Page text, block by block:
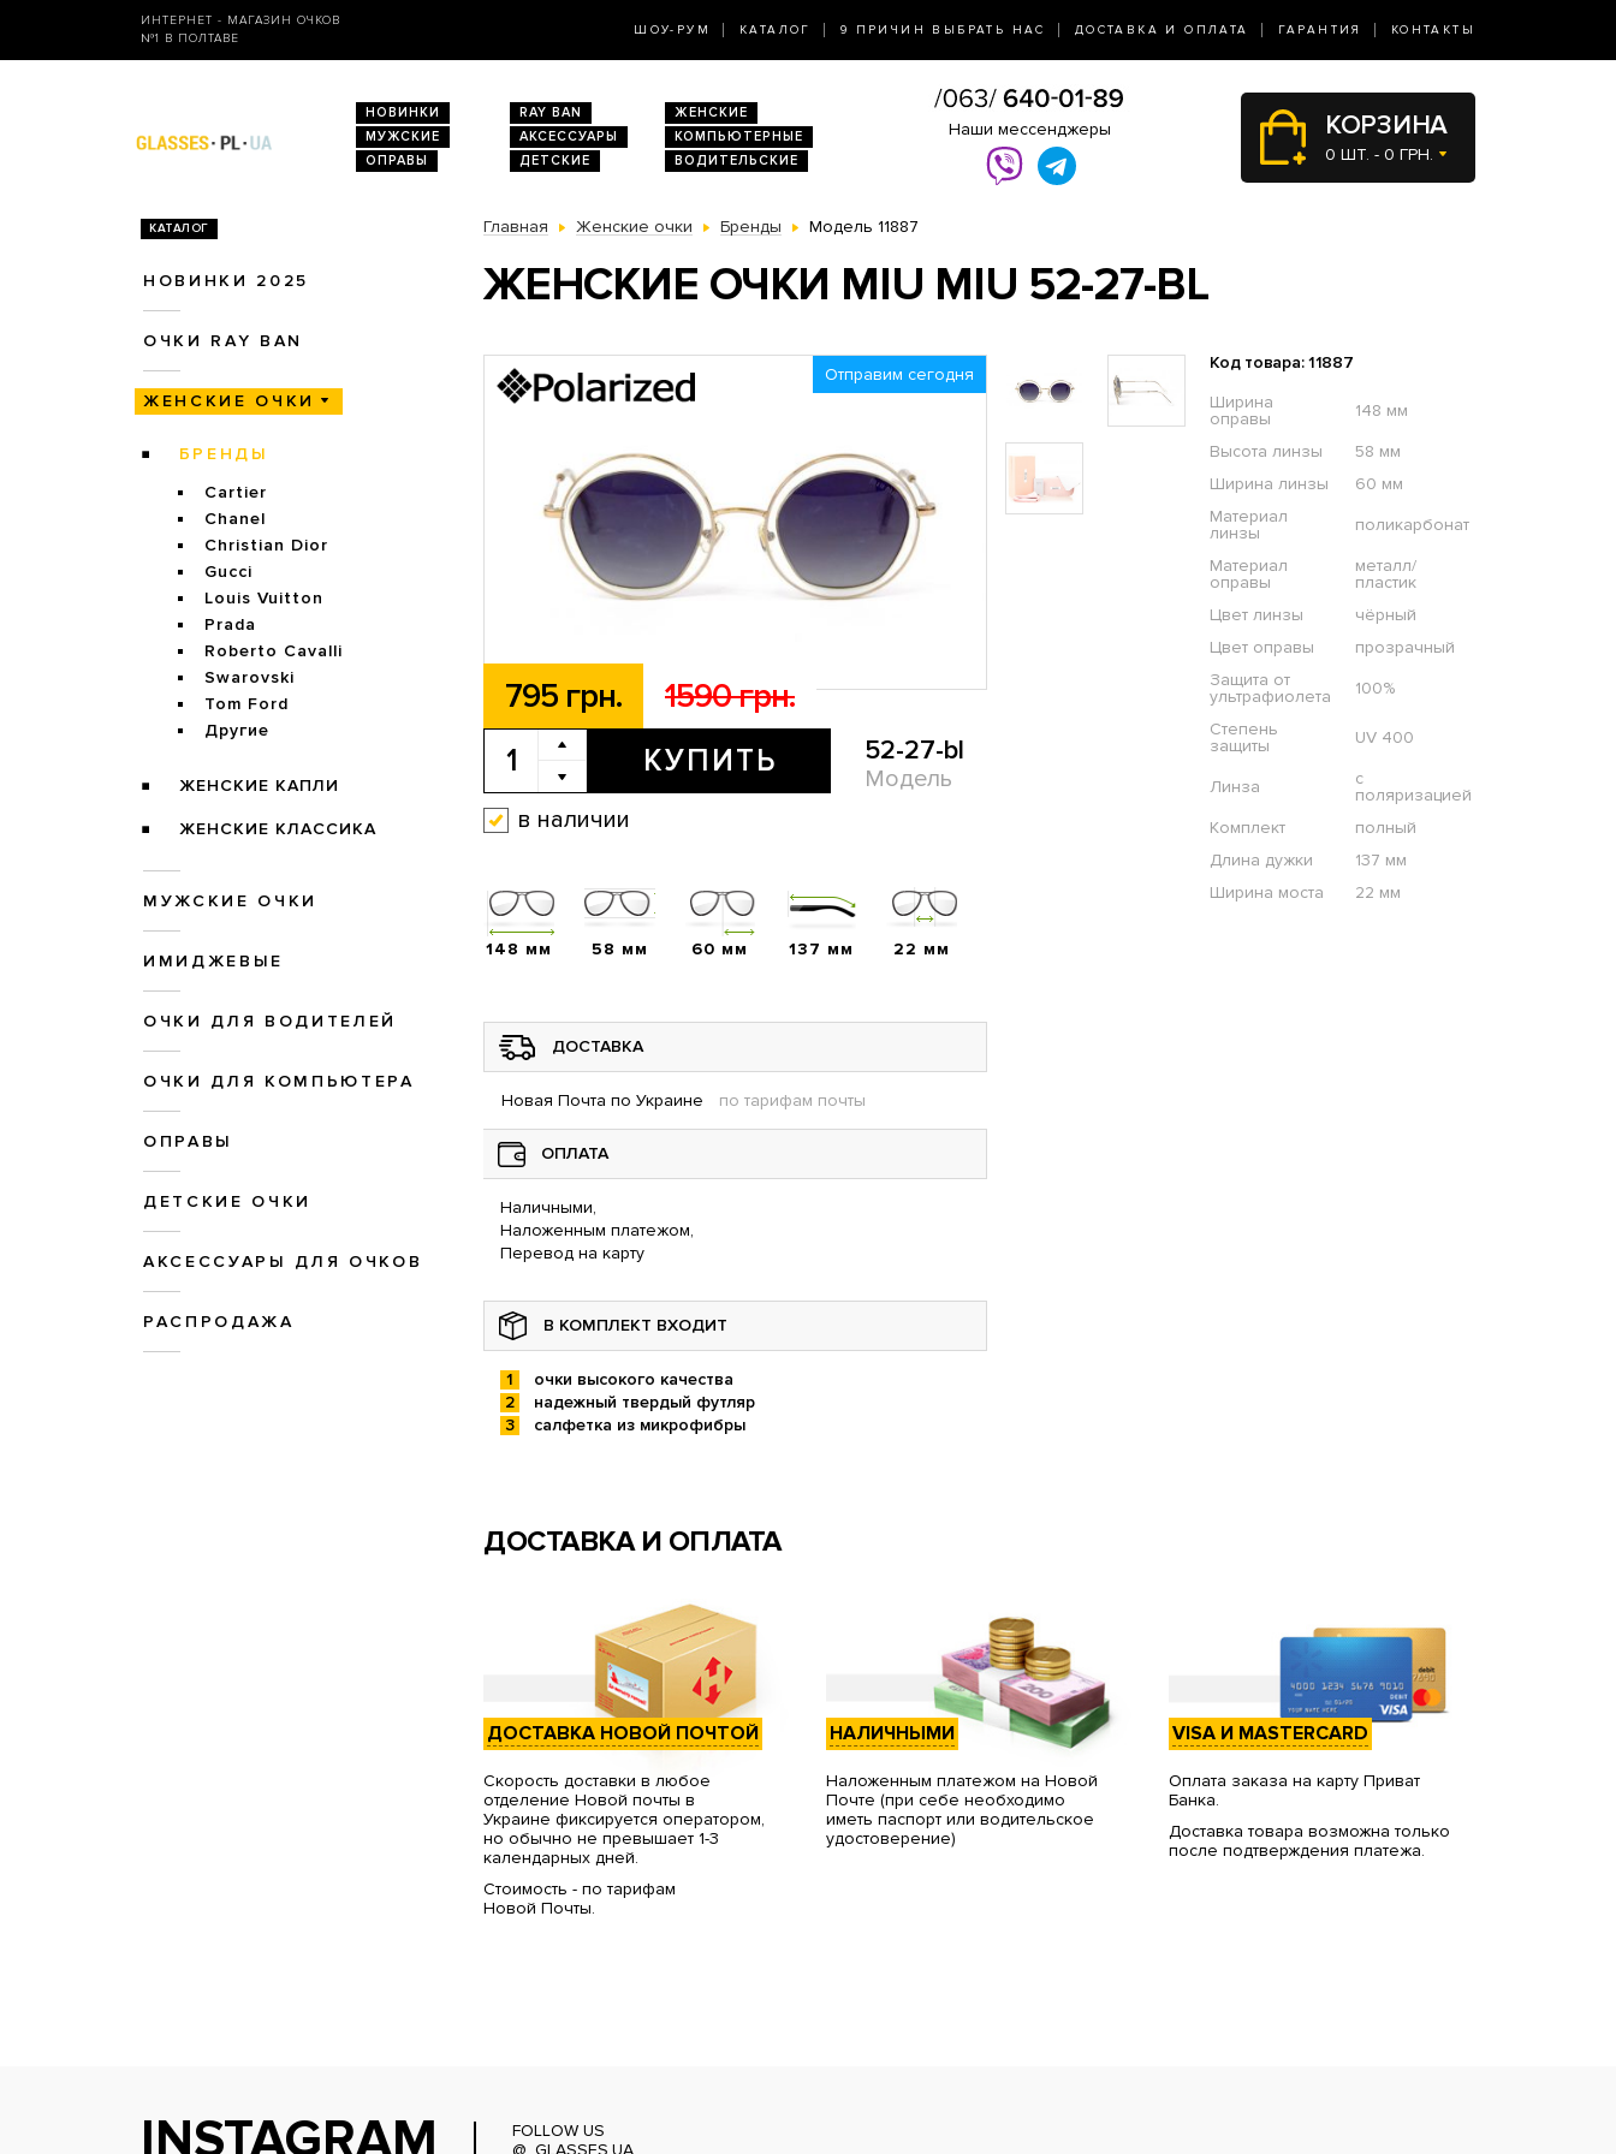
ИНТЕРНЕТ - МАГАЗИН ОЧКОВ
№1 В ПОЛТАВЕ
ШОУ-РУМ КАТАЛОГ 9 ПРИЧИН ВЫБРАТЬ НАС ДОСТАВКА И ОПЛАТА ГАРАНТИЯ КОНТАКТЫ
НОВИНКИ RAY BAN
ЖЕНСКИЕ
МУЖСКИЕ
АКСЕССУАРЫ
КОМПЬЮТЕРНЫЕ
ОПРАВЫ
ДЕТСКИЕ ВОДИТЕЛЬСКИЕ
Наши мессенджеры КОРЗИНА
0 ШТ. - 0 ГРН.
КАТАЛОГ
НОВИНКИ 2025
ОЧКИ RAY BAN
ЖЕНСКИЕ ОЧКИ
БРЕНДЫ
Cartier
Chanel
Christian Dior
Gucci
Louis Vuitton
Prada
Roberto Cavalli
Swarovski
Tom Ford
Другие
ЖЕНСКИЕ КАПЛИ
ЖЕНСКИЕ КЛАССИКА
МУЖСКИЕ ОЧКИ
ИМИДЖЕВЫЕ
ОЧКИ ДЛЯ ВОДИТЕЛЕЙ
ОЧКИ ДЛЯ КОМПЬЮТЕРА
ОПРАВЫ
ДЕТСКИЕ ОЧКИ
АКСЕССУАРЫ ДЛЯ ОЧКОВ
РАСПРОДАЖА
Главная Женские очки Бренды Модель 11887
ЖЕНСКИЕ ОЧКИ MIU MIU 52-27-BL
Отправим сегодня
795 грн. 1590 грн.
КУПИТЬ 52-27-bl
Модель
в наличии
Код товара: 11887
Ширина
оправы
148 мм
Высота линзы
58 мм
Ширина линзы
60 мм
Материал
линзы
поликарбонат
Материал
оправы
металл/
пластик
Цвет линзы
чёрный
Цвет оправы
прозрачный
Защита от
ультрафиолета
100%
Степень
защиты
UV 400
Линза
с
поляризацией
Комплект
полный
Длина дужки
137 мм
Ширина моста
22 мм
148 мм 58 мм 60 мм 137 мм 22 мм
ДОСТАВКА
Новая Почта по Украине по тарифам почты
ОПЛАТА
Наличными,
Наложенным платежом,
Перевод на карту
В КОМПЛЕКТ ВХОДИТ
очки высокого качества
надежный твердый футляр
салфетка из микрофибры
ДОСТАВКА И ОПЛАТА
ДОСТАВКА НОВОЙ ПОЧТОЙ
Скорость доставки в любое
отделение Новой почты в
Украине фиксируется оператором,
но обычно не превышает 1-3
календарных дней.
Стоимость - по тарифам
Новой Почты.
НАЛИЧНЫМИ
Наложенным платежом на Новой
Почте (при себе необходимо
иметь паспорт или водительское
удостоверение)
VISA И MASTERCARD
Оплата заказа на карту Приват
Банка.
Доставка товара возможна только
после подтверждения платежа.
INSTAGRAM
FOLLOW US